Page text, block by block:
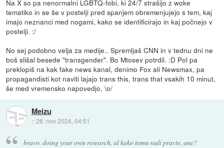
Na X so pa nenormalni LGBTQ-fobi, ki 24/7 strašijo z woke
tematiko in se še v postelji pred spanjem obremenjujejo s tem, kaj
imajo neznanci med nogami, kako se identificirajo in kaj počnejo v
postelji. :/
No sej podobno velja za medije.. Spremljaš CNN in v tednu dni ne
boš slišal besede "transgender". Bo Mtosev potrdil. :D Pol pa
preklopiš na kak fake news kanal, denimo Fox ali Newsmax, pa
propagandisti kot naviti lajajo trans this, trans that vsakih 10 minut,
še med vremensko napovedjo. \o/
Meizu
::26. nov 2024, 04:51
bravo. doing your own research, al kako temu radi pravte, ane?